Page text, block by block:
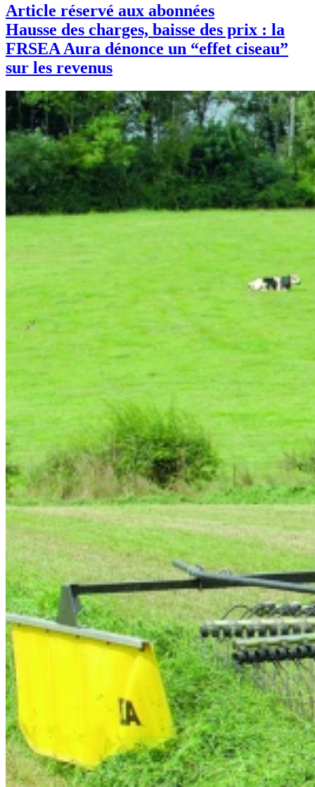
Article réservé aux abonnées
Hausse des charges, baisse des prix : la
FRSEA Aura dénonce un “effet ciseau”
sur les revenus